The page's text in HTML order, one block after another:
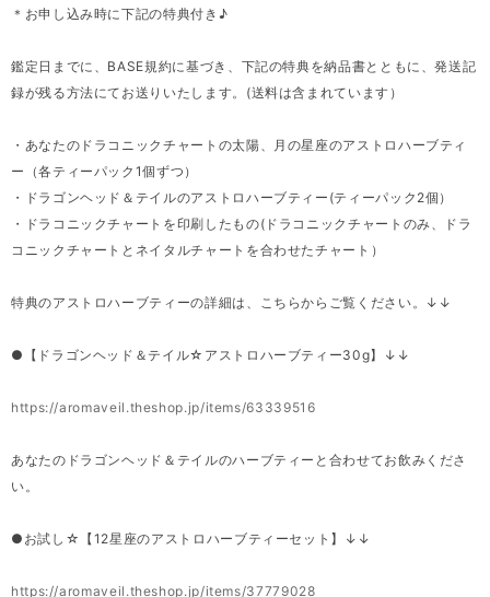
＊お申し込み時に下記の特典付き♪
鑑定日までに、BASE規約に基づき、下記の特典を納品書とともに、発送記
録が残る方法にてお送りいたします。(送料は含まれています）
・あなたのドラコニックチャートの太陽、月の星座のアストロハーブティ
ー（各ティーパック1個ずつ）
・ドラゴンヘッド＆テイルのアストロハーブティー(ティーパック2個）
・ドラコニックチャートを印刷したもの(ドラコニックチャートのみ、ドラ
コニックチャートとネイタルチャートを合わせたチャート）
特典のアストロハーブティーの詳細は、こちらからご覧ください。↓↓
●【ドラゴンヘッド＆テイル☆アストロハーブティー30g】↓↓
https://aromaveil.theshop.jp/items/63339516
あなたのドラゴンヘッド＆テイルのハーブティーと合わせてお飲みくださ
い。
●お試し☆【12星座のアストロハーブティーセット】↓↓
https://aromaveil.theshop.jp/items/37779028